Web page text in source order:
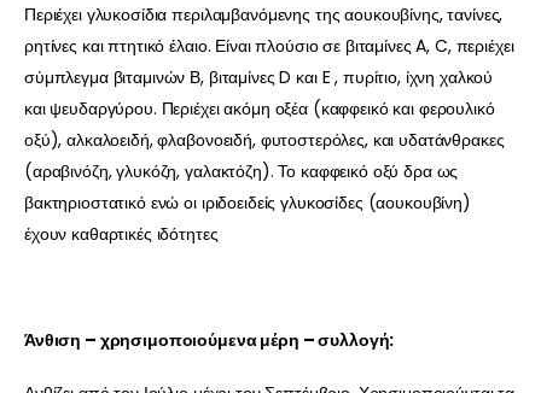
Περιέχει γλυκοσίδια περιλαμβανόμενης της αουκουβίνης, τανίνες,
ρητίνες και πτητικό έλαιο. Είναι πλούσιο σε βιταμίνες A, C, περιέχει
σύμπλεγμα βιταμινών Β, βιταμίνες D και E , πυρίτιο, ίχνη χαλκού
και ψευδαργύρου. Περιέχει ακόμη οξέα (καφφεικό και φερουλικό
οξύ), αλκαλοειδή, φλαβονοειδή, φυτοστερόλες, και υδατάνθρακες
(αραβινόζη, γλυκόζη, γαλακτόζη). Το καφφεικό οξύ δρα ως
βακτηριοστατικό ενώ οι ιριδοειδείς γλυκοσίδες (αουκουβίνη)
έχουν καθαρτικές ιδότητες
Άνθιση – χρησιμοποιούμενα μέρη – συλλογή: